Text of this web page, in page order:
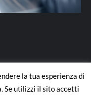
la tua esperienza di
Se utilizzi il sito accetti